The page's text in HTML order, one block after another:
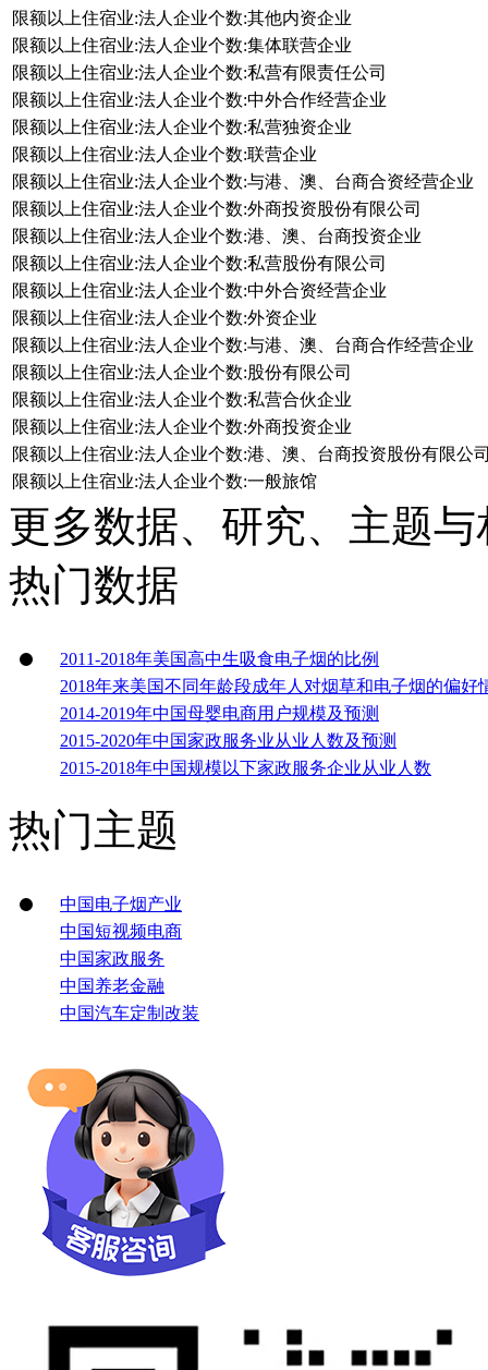
限额以上住宿业:法人企业个数:其他内资企业
限额以上住宿业:法人企业个数:集体联营企业
限额以上住宿业:法人企业个数:私营有限责任公司
限额以上住宿业:法人企业个数:中外合作经营企业
限额以上住宿业:法人企业个数:私营独资企业
限额以上住宿业:法人企业个数:联营企业
限额以上住宿业:法人企业个数:与港、澳、台商合资经营企业
限额以上住宿业:法人企业个数:外商投资股份有限公司
限额以上住宿业:法人企业个数:港、澳、台商投资企业
限额以上住宿业:法人企业个数:私营股份有限公司
限额以上住宿业:法人企业个数:中外合资经营企业
限额以上住宿业:法人企业个数:外资企业
限额以上住宿业:法人企业个数:与港、澳、台商合作经营企业
限额以上住宿业:法人企业个数:股份有限公司
限额以上住宿业:法人企业个数:私营合伙企业
限额以上住宿业:法人企业个数:外商投资企业
限额以上住宿业:法人企业个数:港、澳、台商投资股份有限公
限额以上住宿业:法人企业个数:一般旅馆
更多数据、研究、主题
热门数据
2011-2018年美国高中生吸食电子烟的比例
2018年来美国不同年龄段成年人对烟草和电子烟的偏好
2014-2019年中国母婴电商用户规模及预测
2015-2020年中国家政服务业从业人数及预测
2015-2018年中国规模以下家政服务企业从业人数
热门主题
中国电子烟产业
中国短视频电商
中国家政服务
中国养老金融
中国汽车定制改装